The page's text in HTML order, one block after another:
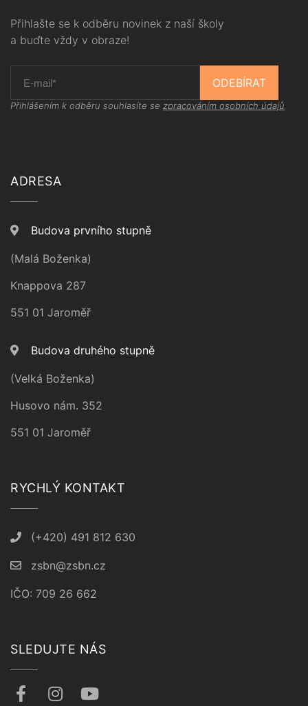
Přihlašte se k odběru novinek z naší školy
a buďte vždy v obraze!
ODEBÍRAT
Přihlášením k odběru souhlasíte se zpracováním osobních údajů
ADRESA
Budova prvního stupně
(Malá Boženka)
Knappova 287
551 01 Jaroměř
Budova druhého stupně
(Velká Boženka)
Husovo nám. 352
551 01 Jaroměř
RYCHLÝ KONTAKT
(+420) 491 812 630
zsbn@zsbn.cz
IČO: 709 26 662
SLEDUJTE NÁS